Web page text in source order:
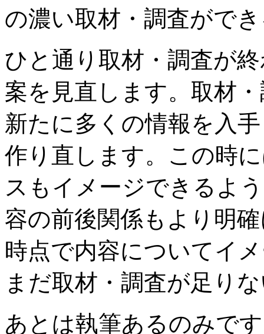
の濃い取材・調査がで
ひと通り取材・調査が
案を見直します。取材
新たに多くの情報を入
作り直します。この時
スもイメージできるよ
容の前後関係もより明
時点で内容についてイ
まだ取材・調査が足り
あとは執筆あるのみで